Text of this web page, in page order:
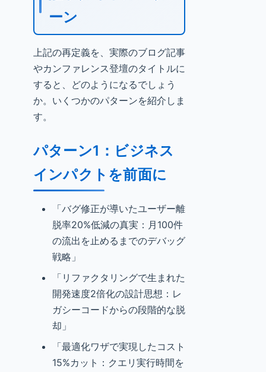
ーン
上記の再定義を、実際のブログ記事
やカンファレンス登壇のタイトルに
すると、どのようになるでしょう
か。いくつかのパターンを紹介しま
す。
パターン1：ビジネス
インパクトを前面に
「バグ修正が導いたユーザー離
脱率20%低減の真実：月100件
の流出を止めるまでのデバッグ
戦略」
「リファクタリングで生まれた
開発速度2倍化の設計思想：レ
ガシーコードからの段階的な脱
却」
「最適化ワザで実現したコスト
15%カット：クエリ実行時間を